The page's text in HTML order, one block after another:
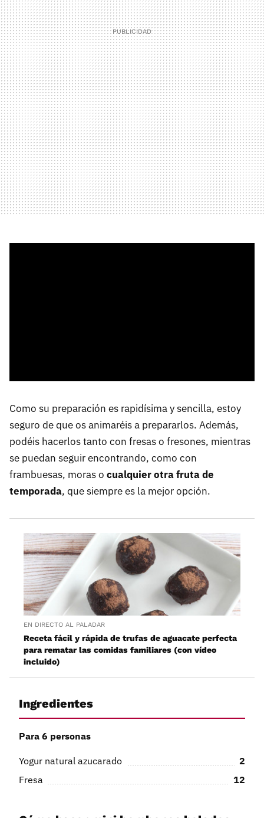
Como su preparación es rapidísima y sencilla, estoy
seguro de que os animaréis a prepararlos. Además,
podéis hacerlos tanto con fresas o fresones, mientras
se puedan seguir encontrando, como con
frambuesas, moras o cualquier otra fruta de
temporada, que siempre es la mejor opción.
EN DIRECTO AL PALADAR
Receta fácil y rápida de trufas de aguacate perfecta
para rematar las comidas familiares (con vídeo
incluido)
Ingredientes
Para 6 personas
Yogur natural azucarado
2
Fresa
12